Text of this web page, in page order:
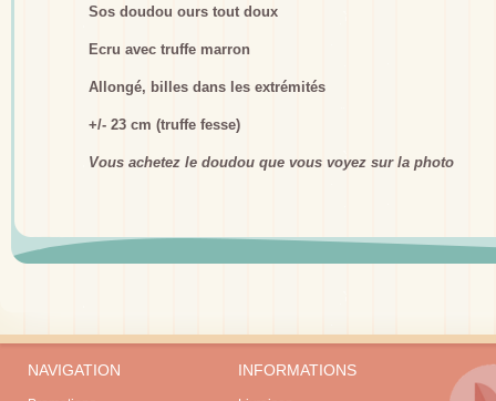
Sos doudou ours tout doux
Ecru avec truffe marron
Allongé, billes dans les extrémités
+/- 23 cm (truffe fesse)
Vous achetez le doudou que vous voyez sur la photo
NAVIGATION INFORMATIONS